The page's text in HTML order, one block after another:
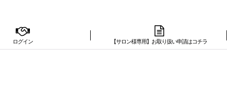
ログイン 【サロン様専用】お取り扱い申請はコチラ